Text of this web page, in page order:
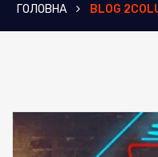
ГОЛОВНА BLOG